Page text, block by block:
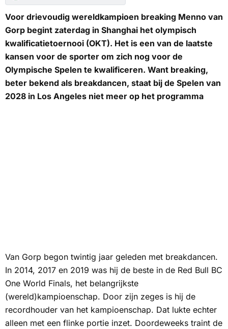
Voor drievoudig wereldkampioen breaking Menno van
Gorp begint zaterdag in Shanghai het olympisch
kwalificatietoernooi (OKT). Het is een van de laatste
kansen voor de sporter om zich nog voor de
Olympische Spelen te kwalificeren. Want breaking,
beter bekend als breakdancen, staat bij de Spelen van
2028 in Los Angeles niet meer op het programma
Van Gorp begon twintig jaar geleden met breakdancen.
In 2014, 2017 en 2019 was hij de beste in de Red Bull BC
One World Finals, het belangrijkste
(wereld)kampioenschap. Door zijn zeges is hij de
recordhouder van het kampioenschap. Dat lukte echter
alleen met een flinke portie inzet. Doordeweeks traint de